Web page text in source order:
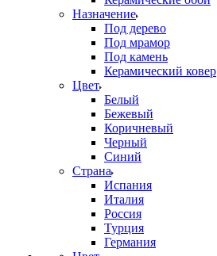
Назначение
Под дерево
Под мрамор
Под камень
Керамический ковер
Цвет
Белый
Бежевый
Коричневый
Черный
Синий
Страна
Испания
Италия
Россия
Турция
Германия